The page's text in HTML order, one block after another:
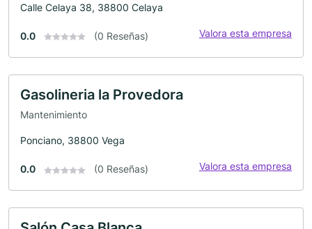
Calle Celaya 38, 38800 Celaya
0.0 (0 Reseñas) Valora esta empresa
Gasolineria la Provedora
Mantenimiento
Ponciano, 38800 Vega
0.0 (0 Reseñas) Valora esta empresa